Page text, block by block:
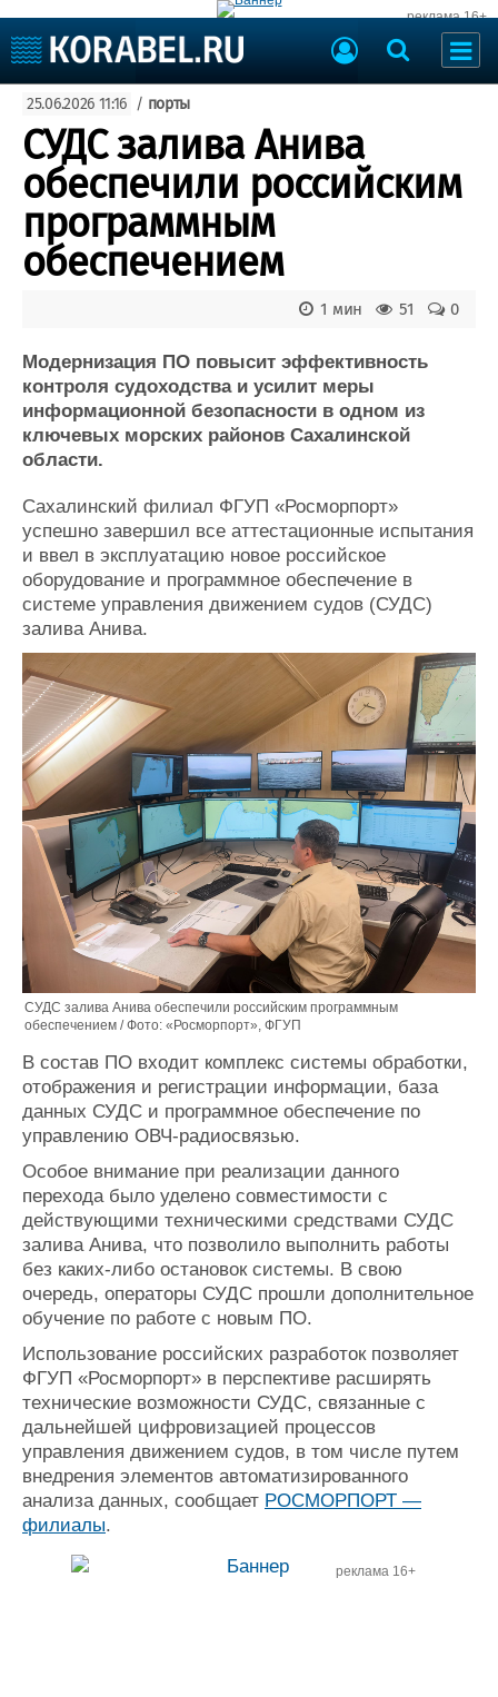
реклама 16+
Судоходство
Судоремонт
События
Пресс-релизы
Порты
Образование
Яхты и катера
Еще
Пульс
Новости
Компании
Репутация
Работа
Журнал
Реклама
Доска объявлений
Продажа флота
Оборудование
Изделия
Конференции
Выставки и семинары
Личности
Словарь
Флот
Форум
Отзывы
Все службы
25.06.2026 11:16 / порты
СУДС залива Анива
обеспечили российским
программным
обеспечением
0
51
1 мин
Модернизация ПО повысит эффективность
контроля судоходства и усилит меры
информационной безопасности в одном из
ключевых морских районов Сахалинской
области.
Сахалинский филиал ФГУП «Росморпорт»
успешно завершил все аттестационные испытания
и ввел в эксплуатацию новое российское
оборудование и программное обеспечение в
системе управления движением судов (СУДС)
залива Анива.
СУДС залива Анива обеспечили российским программным
обеспечением / Фото: «Росморпорт», ФГУП
В состав ПО входит комплекс системы обработки,
отображения и регистрации информации, база
данных СУДС и программное обеспечение по
управлению ОВЧ-радиосвязью.
Особое внимание при реализации данного
перехода было уделено совместимости с
действующими техническими средствами СУДС
залива Анива, что позволило выполнить работы
без каких-либо остановок системы. В свою
очередь, операторы СУДС прошли дополнительное
обучение по работе с новым ПО.
Использование российских разработок позволяет
ФГУП «Росморпорт» в перспективе расширять
технические возможности СУДС, связанные с
дальнейшей цифровизацией процессов
управления движением судов, в том числе путем
внедрения элементов автоматизированного
анализа данных, сообщает РОСМОРПОРТ —
филиалы.
реклама 16+